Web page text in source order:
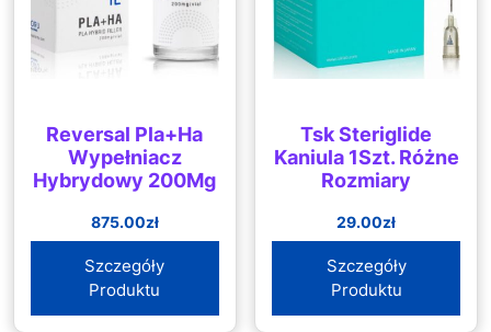
Reversal Pla+Ha
Wypełniacz
Hybrydowy 200Mg
875.00zł
Szczegóły
Produktu
Tsk Steriglide
Kaniula 1Szt. Różne
Rozmiary
29.00zł
Szczegóły
Produktu